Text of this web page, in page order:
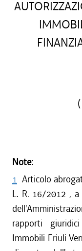
Note:
1 Articolo
L. R. 16/2012 , a
rapporti
Immobili Friuli